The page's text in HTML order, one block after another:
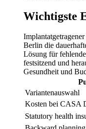
Wichtigste
Berlin die
Lösung für
festsitzend und
Gesundheit und
Variantenauswahl
Kosten bei CASA
Statutory health